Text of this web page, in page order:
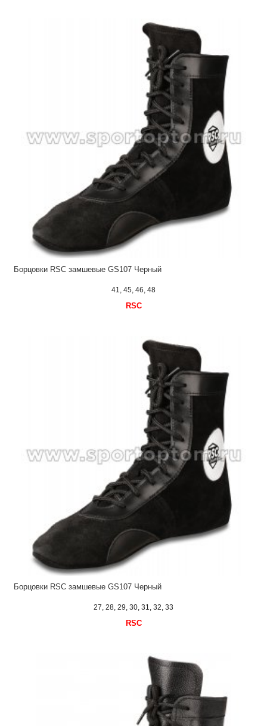
Борцовки RSC замшевые GS107 Черный
41, 45, 46, 48
RSC
Борцовки RSC замшевые GS107 Черный
27, 28, 29, 30, 31, 32, 33
RSC